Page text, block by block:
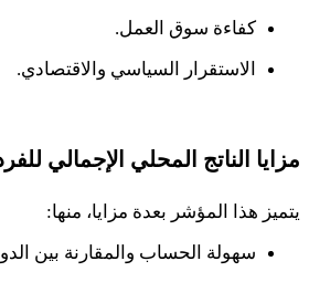
كفاءة سوق العمل.
الاستقرار السياسي والاقتصادي.
مزايا الناتج المحلي الإجمالي
يتميز هذا المؤشر بعدة مزايا، منها:
سهولة الحساب والمقارنة بين